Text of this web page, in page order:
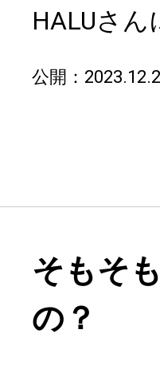
HALUさ
公開：
そもそ
の？